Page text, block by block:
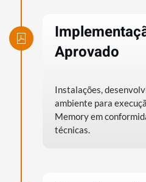
Aprovado
Instalações,
ambiente para
Memory em
técnicas.